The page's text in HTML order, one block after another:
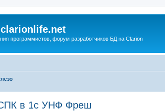
программистов, форум разработчиков БД на Clarion
в 1с УНФ Фреш